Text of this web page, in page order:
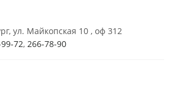
ул. Майкопская 10 , оф 312
72, 266-78-90